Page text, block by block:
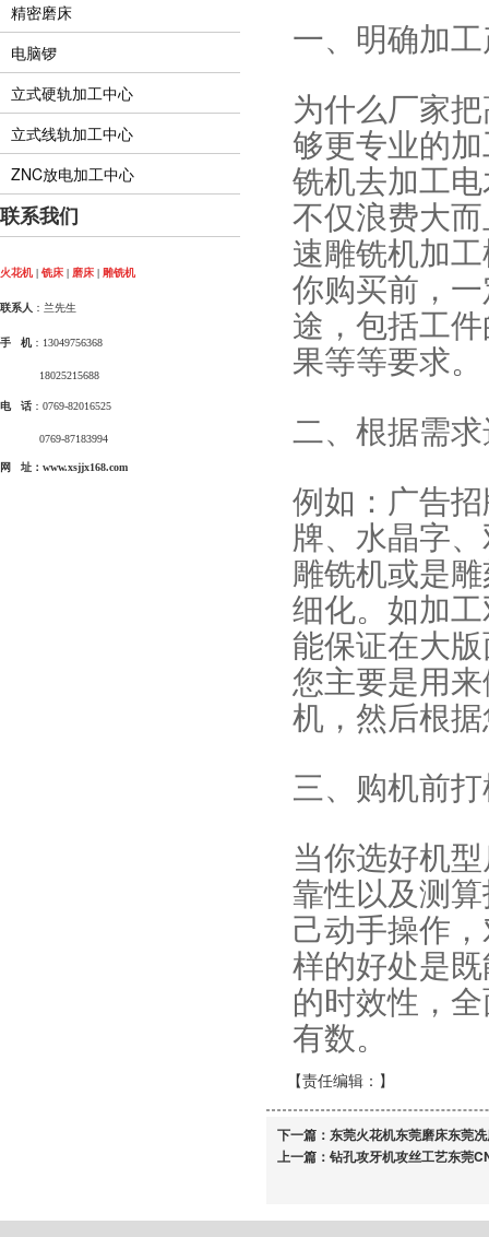
精密磨床
电脑锣
立式硬轨加工中心
立式线轨加工中心
ZNC放电加工中心
联系我们
火花机 | 铣床 | 磨床 | 雕铣机
联系人 ：兰先生
手 机 ：13049756368
18025215688
电 话 ：0769-82016525
0769-87183994
网 址：www.xsjjx168.com
一、明确加
为什么厂家
够更专业的
铣机去加工
不仅浪费大
速雕铣机加
你购买前，
途，包括工
果等等要求。
二、根据需
例如：广告
牌、水晶字
雕铣机或是
细化。如加
能保证在大
您主要是用
机，然后根
三、购机前
当你选好机
靠性以及测
己动手操作
样的好处是
的时效性，
有数。
【责任编辑： 】
下一篇： 东莞火花机东莞磨床东莞
上一篇： 钻孔攻牙机攻丝工艺东莞